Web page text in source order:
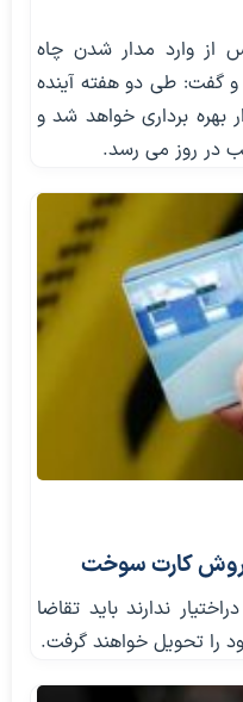
از وارد مدار شدن چاه
داد و گفت: طی دو هفته آینده
بهره برداری خواهد شد و
فروش کارت سوخت
ندارند باید تقاضا
را تحویل خواهند گرفت.